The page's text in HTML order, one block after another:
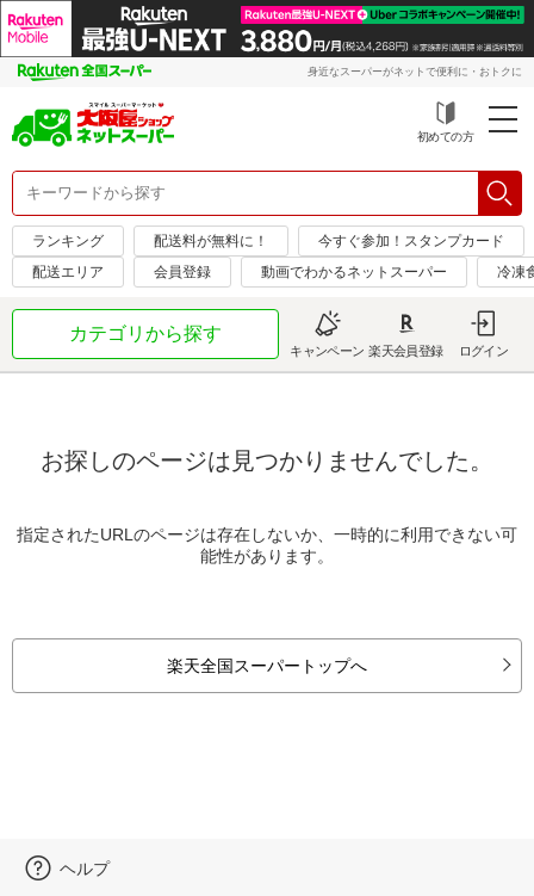
身近なスーパーがネットで便利に・おトクに
初めての方
ランキング 配送料が無料に！
今すぐ参加！スタンプカード
配送エリア
会員登録 動画でわかるネットスーパー 冷凍
カテゴリから探す
キャンペーン 楽天会員登録 ログイン
お探しのページは見つかりませんでした。
指定されたURLのページは存在しないか、一時的に利用できない可
能性があります。
楽天全国スーパートップへ
ヘルプ